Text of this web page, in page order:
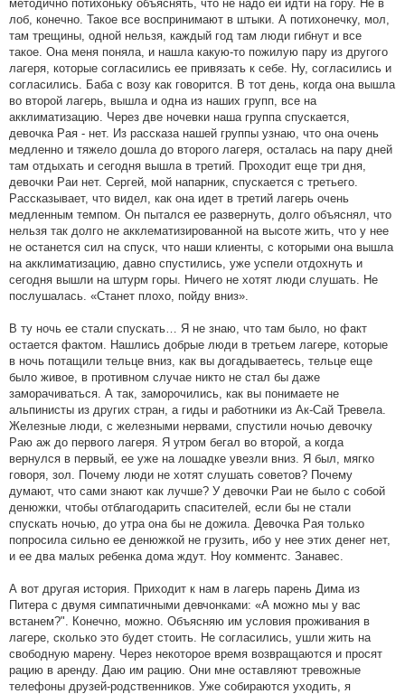
методично потихоньку объяснять, что не надо ей идти на гору. Не в
лоб, конечно. Такое все воспринимают в штыки. А потихонечку, мол,
там трещины, одной нельзя, каждый год там люди гибнут и все
такое. Она меня поняла, и нашла какую-то пожилую пару из другого
лагеря, которые согласились ее привязать к себе. Ну, согласились и
согласились. Баба с возу как говорится. В тот день, когда она вышла
во второй лагерь, вышла и одна из наших групп, все на
акклиматизацию. Через две ночевки наша группа спускается,
девочка Рая - нет. Из рассказа нашей группы узнаю, что она очень
медленно и тяжело дошла до второго лагеря, осталась на пару дней
там отдыхать и сегодня вышла в третий. Проходит еще три дня,
девочки Раи нет. Сергей, мой напарник, спускается с третьего.
Рассказывает, что видел, как она идет в третий лагерь очень
медленным темпом. Он пытался ее развернуть, долго объяснял, что
нельзя так долго не акклематизированной на высоте жить, что у нее
не останется сил на спуск, что наши клиенты, с которыми она вышла
на акклиматизацию, давно спустились, уже успели отдохнуть и
сегодня вышли на штурм горы. Ничего не хотят люди слушать. Не
послушалась. «Станет плохо, пойду вниз».
В ту ночь ее стали спускать… Я не знаю, что там было, но факт
остается фактом. Нашлись добрые люди в третьем лагере, которые
в ночь потащили тельце вниз, как вы догадываетесь, тельце еще
было живое, в противном случае никто не стал бы даже
заморачиваться. А так, заморочились, как вы понимаете не
альпинисты из других стран, а гиды и работники из Ак-Сай Тревела.
Железные люди, с железными нервами, спустили ночью девочку
Раю аж до первого лагеря. Я утром бегал во второй, а когда
вернулся в первый, ее уже на лошадке увезли вниз. Я был, мягко
говоря, зол. Почему люди не хотят слушать советов? Почему
думают, что сами знают как лучше? У девочки Раи не было с собой
денюжки, чтобы отблагодарить спасителей, если бы не стали
спускать ночью, до утра она бы не дожила. Девочка Рая только
попросила сильно ее денюжкой не грузить, ибо у нее этих денег нет,
и ее два малых ребенка дома ждут. Ноу комментс. Занавес.
А вот другая история. Приходит к нам в лагерь парень Дима из
Питера с двумя симпатичными девчонками: «А можно мы у вас
встанем?". Конечно, можно. Объясняю им условия проживания в
лагере, сколько это будет стоить. Не согласились, ушли жить на
свободную марену. Через некоторое время возвращаются и просят
рацию в аренду. Даю им рацию. Они мне оставляют тревожные
телефоны друзей-родственников. Уже собираются уходить, я